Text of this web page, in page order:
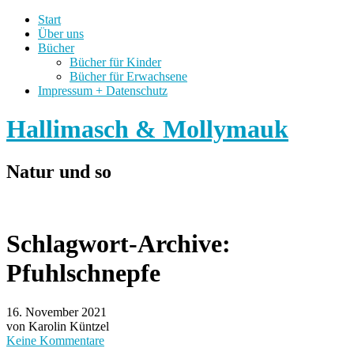
Start
Über uns
Bücher
Bücher für Kinder
Bücher für Erwachsene
Impressum + Datenschutz
Hallimasch & Mollymauk
Natur und so
Schlagwort-Archive:
Pfuhlschnepfe
16. November 2021
von Karolin Küntzel
Keine Kommentare